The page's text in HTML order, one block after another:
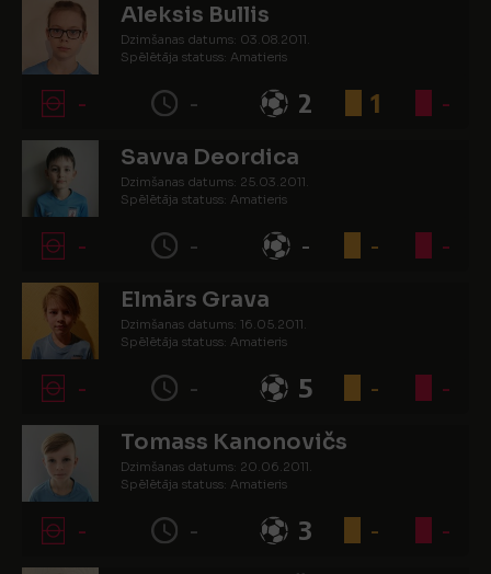
Aleksis Bullis
Dzimšanas datums: 03.08.2011.
Spēlētāja statuss: Amatieris
- - 2 1 -
Savva Deordica
Dzimšanas datums: 25.03.2011.
Spēlētāja statuss: Amatieris
- - - - -
Elmārs Grava
Dzimšanas datums: 16.05.2011.
Spēlētāja statuss: Amatieris
- - 5 - -
Tomass Kanonovičs
Dzimšanas datums: 20.06.2011.
Spēlētāja statuss: Amatieris
- - 3 - -